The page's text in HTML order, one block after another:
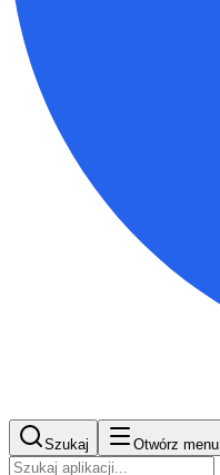
Szukaj Otwórz menu